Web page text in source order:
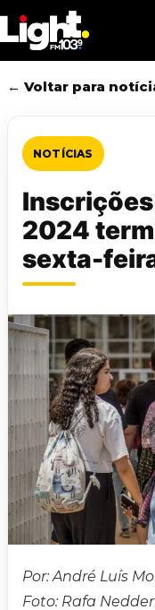
to
main
content
← Voltar para
NOTÍCIAS
Inscrições
2024
sexta-
Por: André Luís
Foto: Rafa